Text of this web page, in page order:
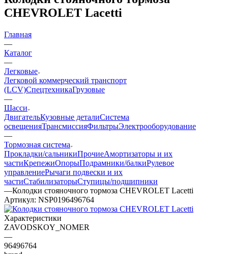
CHEVROLET Lacetti
Главная
—
Каталог
—
Легковые
Легковой коммерческий транспорт
(LCV)СпецтехникаГрузовые
—
Шасси
ДвигательКузовные деталиСистема
освещенияТрансмиссияФильтрыЭлектрооборудование
—
Тормозная система
Прокладки/сальникиПрочиеАмортизаторы и их
частиКрепежиОпорыПодрамники/балкиРулевое
управлениеРычаги подвески и их
частиСтабилизаторыСтупицы/подшипники
—Колодки стояночного тормоза CHEVROLET Lacetti
Артикул: NSP0196496764
Характеристики
ZAVODSKOY_NOMER
—
96496764